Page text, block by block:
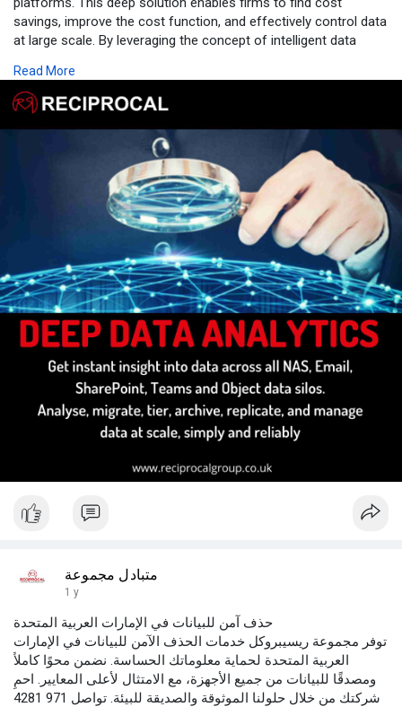
savings, improve the cost function, and effectively control data
at large scale. By leveraging the concept of intelligent data
data migration, archival, and tiering capabilities and access to
every file. The solution offers dynamic and cloud analytics,
allowing companies to predict storage requirements, enhance
data efficiency and accessibility, and reduce costs. Deep Data
Analytics achieves cost savings, scalability, and intelligent data
management techniques without interrupting workflows on
various storage platforms.
https://reciprocalgroup.co.uk/....global-expertise/dee
Read More
متبادل مجموعة
1 y
حذف آمن للبيانات في الإمارات العربية المتحدة
توفر مجموعة ريسيبروكل خدمات الحذف الآمن للبيانات في الإمارات
العربية المتحدة لحماية معلوماتك الحساسة. نضمن محوًا كاملاً
ومصدقًا للبيانات من جميع الأجهزة، مع الامتثال لأعلى المعايير. احمِ
شركتك من خلال حلولنا الموثوقة والصديقة للبيئة. تواصل 971 4281